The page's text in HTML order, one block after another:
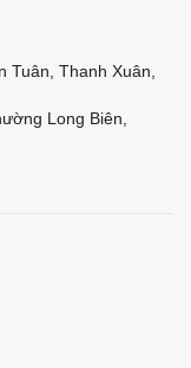
Tuân, Thanh Xuân,
Long Biên,